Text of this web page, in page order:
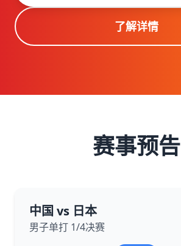
了解详情
赛事预告
中国 vs 日本
男子单打 1/4决赛